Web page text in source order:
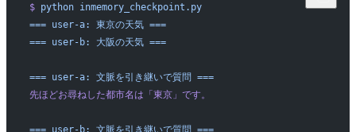
$ python inmemory_checkpoint.py
=== user-a: 東京の天気 ===
=== user-b: 大阪の天気 ===
=== user-a: 文脈を引き継いで質問 ===
先ほどお尋ねした都市名は「東京」です。
=== user-b: 文脈を引き継いで質問 ===